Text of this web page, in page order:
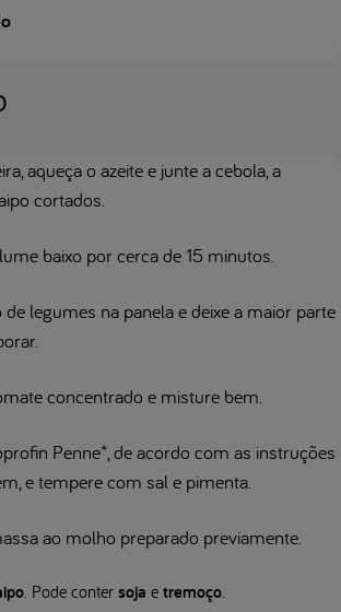
aqueça o azeite e junte a cebola, a
cortados.
lume baixo por cerca de 15 minutos.
de legumes na panela e deixe a maior parte
concentrado e misture bem.
Penne*, de acordo com as instruções
e tempere com sal e pimenta.
ao molho preparado previamente.
. Pode conter soja e tremoço.